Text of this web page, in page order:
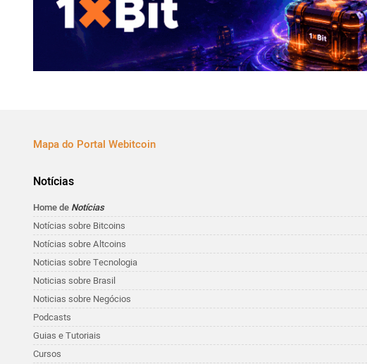
Mapa do Portal Webitcoin
Notícias
Home de Notícias
Notícias sobre Bitcoins
Notícias sobre Altcoins
Noticias sobre Tecnologia
Noticias sobre Brasil
Noticias sobre Negócios
Podcasts
Guias e Tutoriais
Cursos